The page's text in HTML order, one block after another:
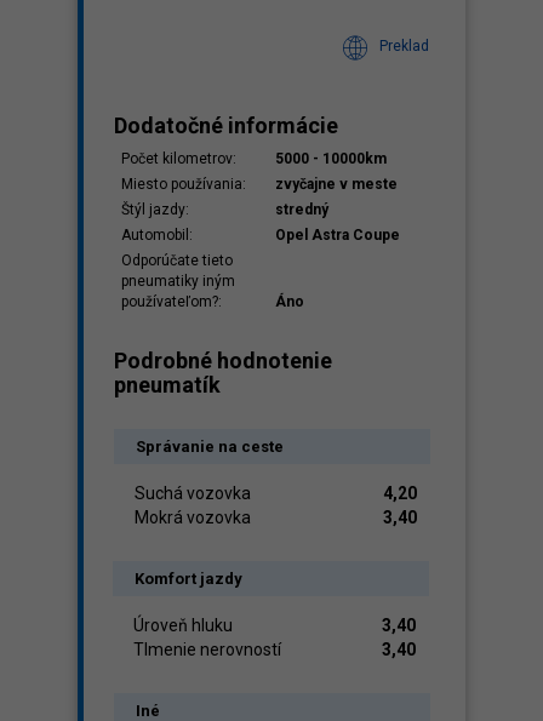
Preklad
Dodatočné informácie
Počet kilometrov:
5000 - 10000km
Miesto používania:
zvyčajne v meste
Štýl jazdy:
stredný
Automobil:
Opel Astra Coupe
Odporúčate tieto
pneumatiky iným
používateľom?:
Áno
Podrobné hodnotenie
pneumatík
Správanie na ceste
Suchá vozovka
4,20
Mokrá vozovka
3,40
Komfort jazdy
Úroveň hluku
3,40
Tlmenie nerovností
3,40
Iné